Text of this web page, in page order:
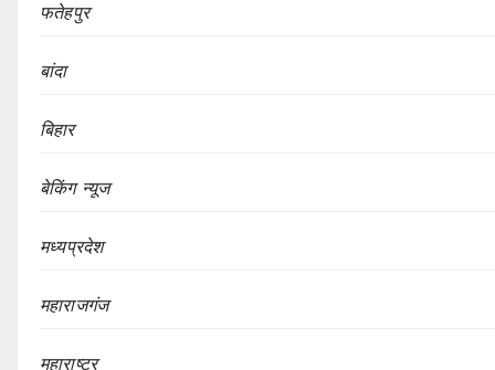
फतेहपुर
बांदा
बिहार
बेकिंग न्यूज
मध्यप्रदेश
महाराजगंज
महाराष्ट्र